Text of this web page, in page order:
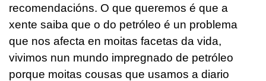
recomendacións. O que queremos é que a
xente saiba que o do petróleo é un problema
que nos afecta en moitas facetas da vida,
vivimos nun mundo impregnado de petróleo
porque moitas cousas que usamos a diario